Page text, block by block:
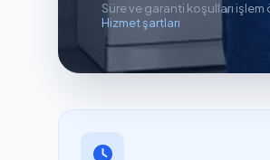
Süre ve garanti koşulları işlem
Hizmet şartları